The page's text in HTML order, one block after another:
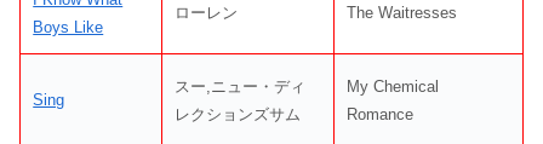
Boys Like
ローレン The Waitresses
Sing
スー,ニュー・ディ
レクションズサム
My Chemical
Romance